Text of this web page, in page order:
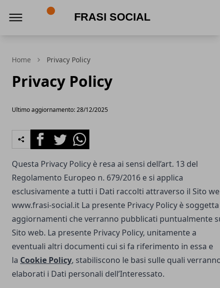
Home Privacy Policy
Privacy Policy
Ultimo aggiornamento: 28/12/2025
FacebookTwitterWhatsapp
Questa Privacy Policy è resa ai sensi dell’art. 13 del
Regolamento Europeo n. 679/2016 e si applica
esclusivamente a tutti i Dati raccolti attraverso il Sito
www.frasi-social.it La presente Privacy Policy è
aggiornamenti che verranno pubblicati puntualmente
Sito web. La presente Privacy Policy, unitamente a
eventuali altri documenti cui si fa riferimento in essa e
la Cookie Policy, stabiliscono le basi sulle quali
elaborati i Dati personali dell’Interessato.